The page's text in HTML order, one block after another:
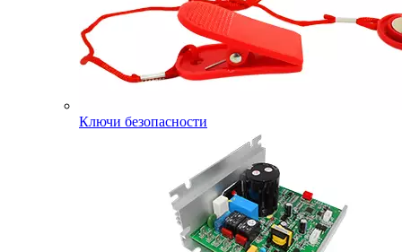
Ключи безопасности